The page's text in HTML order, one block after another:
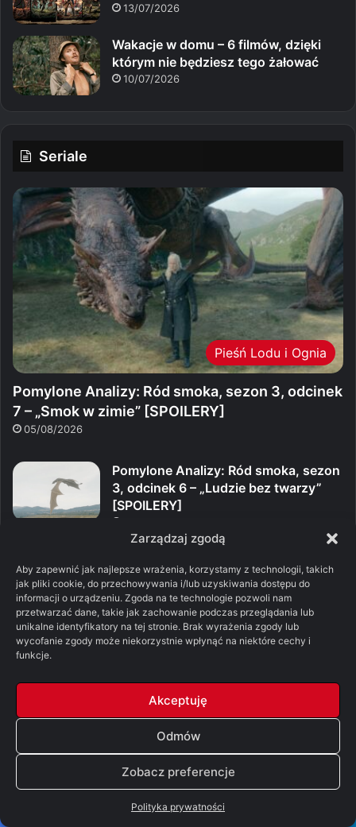
Zarządzaj zgodą
Aby zapewnić jak najlepsze wrażenia, korzystamy z technologii, takich
jak pliki cookie, do przechowywania i/lub uzyskiwania dostępu do
informacji o urządzeniu. Zgoda na te technologie pozwoli nam
przetwarzać dane, takie jak zachowanie podczas przeglądania lub
unikalne identyfikatory na tej stronie. Brak wyrażenia zgody lub
wycofanie zgody może niekorzystnie wpłynąć na niektóre cechy i
funkcje.
Akceptuję
Odmów
Zobacz preferencje
Polityka prywatności
13/07/2026
Wakacje w domu – 6 filmów, dzięki
którym nie będziesz tego żałować
10/07/2026
Seriale
Pieśń Lodu i Ognia
Pomylone Analizy: Ród smoka, sezon 3, odcinek
7 – „Smok w zimie” [SPOILERY]
05/08/2026
Pomylone Analizy: Ród smoka, sezon
3, odcinek 6 – „Ludzie bez twarzy”
[SPOILERY]
Jak zmieniły się sklepy na przestrzeni
100 lat?
24/07/2026
Pomylone Analizy: Ród smoka, sezon
3, odcinek 5 – „Niezachwiani i
Pomylone Analizy: Ród smoka, sezon
3, odcinek 4 – „Tumbleton”
[SPOILERY]
Pomylone Analizy: Ród smoka, sezon
3, odcinek 3 – „Triumf Rhaenyry”
[SPOILERY]